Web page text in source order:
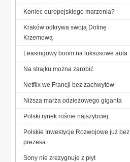
Koniec europejskiego marzenia?
Kraków odkrywa swoją Dolinę
Krzemową
Leasingowy boom na luksusowe auta
Na strajku można zarobić
Netflix we Francji bez zachwytów
Niższa marża odzieżowego giganta
Polski rynek rośnie najszybciej
Polskie Inwestycje Rozwojowe już bez
prezesa
Sony nie zrezygnuje z płyt